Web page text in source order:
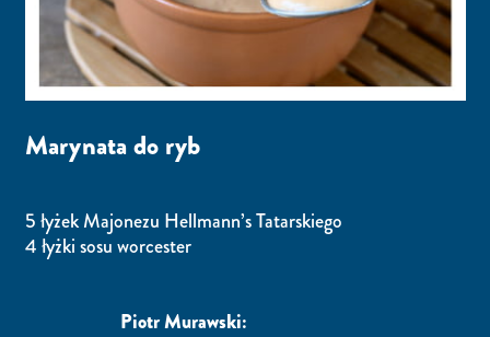
Marynata do ryb
5 łyżek Majonezu Hellmann’s Tatarskiego
4 łyżki sosu worcester
Piotr Murawski: